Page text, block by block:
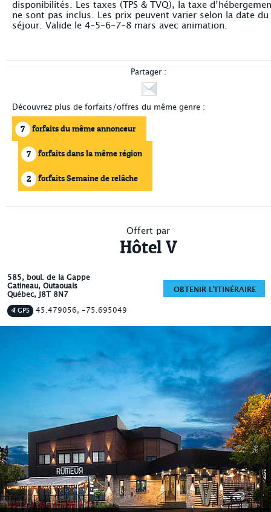
disponibilités. Les taxes (TPS & TVQ), la taxe
ne sont pas inclus. Les prix peuvent varier selon la date du
séjour. Valide le 4-5-6-7-8 mars avec animation.
Partager :
Découvrez plus de forfaits/offres du même genre :
7 forfaits du même annonceur
7 forfaits dans la même région
2 forfaits Semaine de relâche
Offert par
Hôtel V
585, boul. de la Gappe
Gatineau, Outaouais
Québec, J8T 8N7
GPS 45.479056, -75.695049
OBTENIR L'ITINÉRAIRE